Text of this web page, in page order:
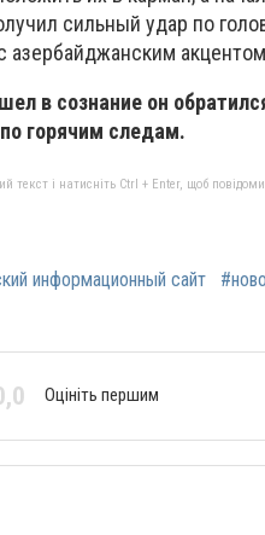
сильный удар по
азербайджанским
в сознание он
горячим следам.
текст і натисніть Ctrl + Enter, щоб
информационный сайт
Оцініть першим